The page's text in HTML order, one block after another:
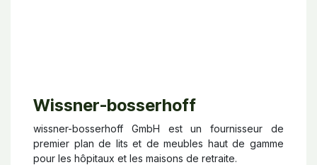
Wissner-bosserhoff
wissner-bosserhoff GmbH est un fournisseur de
premier plan de lits et de meubles haut de gamme
pour les hôpitaux et les maisons de retraite.